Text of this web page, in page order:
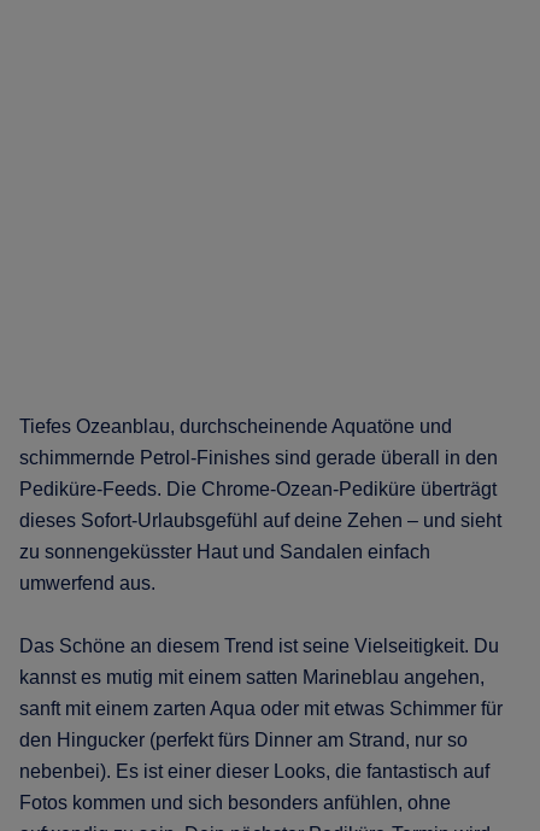
Tiefes Ozeanblau, durchscheinende Aquatöne und
schimmernde Petrol-Finishes sind gerade überall in den
Pediküre-Feeds. Die Chrome-Ozean-Pediküre überträgt
dieses Sofort-Urlaubsgefühl auf deine Zehen – und sieht
zu sonnengeküsster Haut und Sandalen einfach
umwerfend aus.
Das Schöne an diesem Trend ist seine Vielseitigkeit. Du
kannst es mutig mit einem satten Marineblau angehen,
sanft mit einem zarten Aqua oder mit etwas Schimmer für
den Hingucker (perfekt fürs Dinner am Strand, nur so
nebenbei). Es ist einer dieser Looks, die fantastisch auf
Fotos kommen und sich besonders anfühlen, ohne